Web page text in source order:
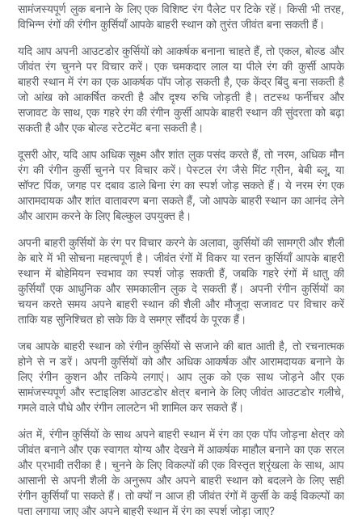
सामंजस्यपूर्ण लुक बनाने के लिए एक विशिष्ट रंग पैलेट पर टिके रहें। किसी भी तरह,
विभिन्न रंगों की रंगीन कुर्सियाँ आपके बाहरी स्थान को तुरंत जीवंत बना सकती हैं।
यदि आप अपनी आउटडोर कुर्सियों को आकर्षक बनाना चाहते हैं, तो एकल, बोल्ड और
जीवंत रंग चुनने पर विचार करें। एक चमकदार लाल या पीले रंग की कुर्सी आपके
बाहरी स्थान में रंग का एक आकर्षक पॉप जोड़ सकती है, एक केंद्र बिंदु बना सकती है
जो आंख को आकर्षित करती है और दृश्य रुचि जोड़ती है। तटस्थ फर्नीचर और
सजावट के साथ, एक गहरे रंग की रंगीन कुर्सी आपके बाहरी स्थान की सुंदरता को बढ़ा
सकती है और एक बोल्ड स्टेटमेंट बना सकती है।
दूसरी ओर, यदि आप अधिक सूक्ष्म और शांत लुक पसंद करते हैं, तो नरम, अधिक मौन
रंग की रंगीन कुर्सी चुनने पर विचार करें। पेस्टल रंग जैसे मिंट ग्रीन, बेबी ब्लू, या
सॉफ्ट पिंक, जगह पर दबाव डाले बिना रंग का स्पर्श जोड़ सकते हैं। ये नरम रंग एक
आरामदायक और शांत वातावरण बना सकते हैं, जो आपके बाहरी स्थान का आनंद लेने
और आराम करने के लिए बिल्कुल उपयुक्त है।
अपनी बाहरी कुर्सियों के रंग पर विचार करने के अलावा, कुर्सियों की सामग्री और शैली
के बारे में भी सोचना महत्वपूर्ण है। जीवंत रंगों में विकर या रतन कुर्सियाँ आपके बाहरी
स्थान में बोहेमियन स्वभाव का स्पर्श जोड़ सकती हैं, जबकि गहरे रंगों में धातु की
कुर्सियाँ एक आधुनिक और समकालीन लुक दे सकती हैं। अपनी रंगीन कुर्सियों का
चयन करते समय अपने बाहरी स्थान की शैली और मौजूदा सजावट पर विचार करें
ताकि यह सुनिश्चित हो सके कि वे समग्र सौंदर्य के पूरक हैं।
जब आपके बाहरी स्थान को रंगीन कुर्सियों से सजाने की बात आती है, तो रचनात्मक
होने से न डरें। अपनी कुर्सियों को और अधिक आकर्षक और आरामदायक बनाने के
लिए रंगीन कुशन और तकिये लगाएं। आप लुक को एक साथ जोड़ने और एक
सामंजस्यपूर्ण और स्टाइलिश आउटडोर क्षेत्र बनाने के लिए जीवंत आउटडोर गलीचे,
गमले वाले पौधे और रंगीन लालटेन भी शामिल कर सकते हैं।
अंत में, रंगीन कुर्सियों के साथ अपने बाहरी स्थान में रंग का एक पॉप जोड़ना क्षेत्र को
जीवंत बनाने और एक स्वागत योग्य और देखने में आकर्षक माहौल बनाने का एक सरल
और प्रभावी तरीका है। चुनने के लिए विकल्पों की एक विस्तृत श्रृंखला के साथ, आप
आसानी से अपनी शैली के अनुरूप और अपने बाहरी स्थान को बदलने के लिए सही
रंगीन कुर्सियाँ पा सकते हैं। तो क्यों न आज ही जीवंत रंगों में कुर्सी के कई विकल्पों का
पता लगाया जाए और अपने बाहरी स्थान में रंग का स्पर्श जोड़ा जाए?